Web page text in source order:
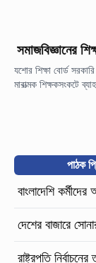
সমাজবিজ্ঞানের
যশোর শিক্ষা বোর্ড
মারাত্মক শিক্ষকসংকটে
পাঠক
বাংলাদেশি
দেশের বাজারে
রাষ্ট্রপতি